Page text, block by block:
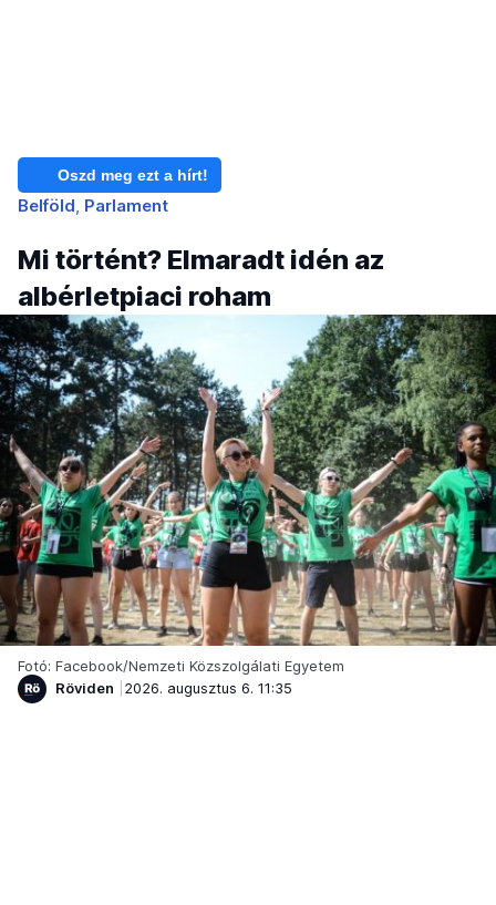
Oszd meg ezt a hírt!
Belföld Parlament
Mi történt? Elmaradt idén az
albérletpiaci roham
Fotó: Facebook/Nemzeti Közszolgálati Egyetem
Röviden
2026. augusztus 6. 11:35